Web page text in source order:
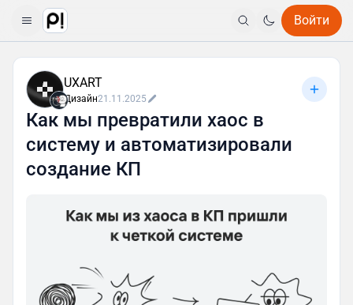
Войти
UXART
Дизайн21.11.2025
Как мы превратили хаос в
систему и автоматизировали
создание КП